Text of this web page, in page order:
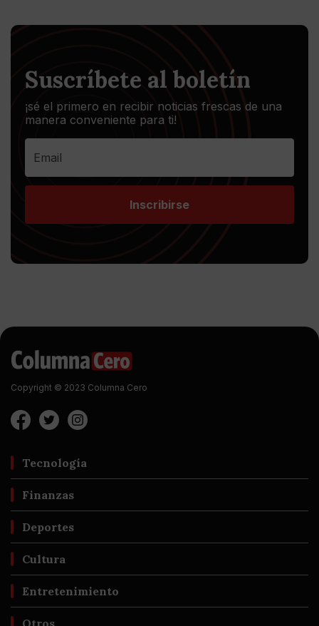
Suscríbete al boletín
¡sé el primero en recibir noticias frescas de una
manera conveniente para ti!
Inscribirse
Copyright © 2023 Columna Cero
Tecnología
Finanzas
Deportes
Cultura
Entretenimiento